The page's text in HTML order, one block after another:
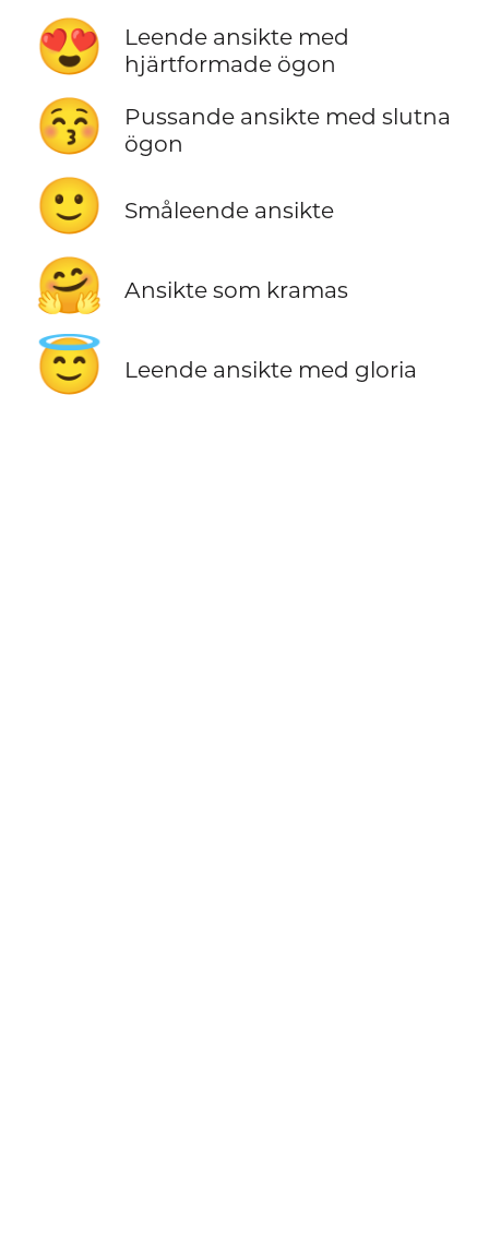
😍
Leende ansikte med
hjärtformade ögon
😚
Pussande ansikte med slutna
ögon
🙂 Småleende ansikte
🤗 Ansikte som kramas
😇 Leende ansikte med gloria